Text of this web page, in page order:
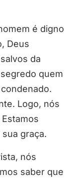
é digno
Deus
da
quem
Logo, nós
graça.
nós
saber que